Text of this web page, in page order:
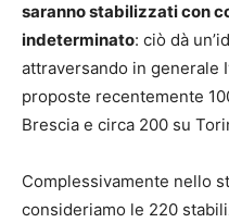
saranno stabilizzati con
indeterminato: ciò dà
attraversando in generale
proposte recentemente
Brescia e circa 200 su
Complessivamente nello
consideriamo le 220